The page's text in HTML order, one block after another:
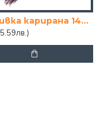
Покривка карирана 140/140 Турция